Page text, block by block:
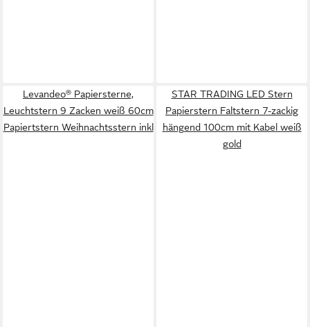
Levandeo® Papiersterne,
Leuchtstern 9 Zacken weiß 60cm
Papiertstern Weihnachtsstern inkl
STAR TRADING LED Stern
Papierstern Faltstern 7-zackig
hängend 100cm mit Kabel weiß
gold